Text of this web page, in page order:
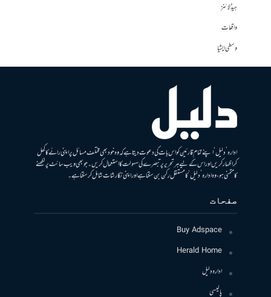
ہیڈلائنز
واقعات
وسطی ایشیا
ادارہ ’دلیل‘ اپنے تمام قارئین کو اس بات کی دعوت دیتا ہے کہ وہ خود بھی مختلف مسائل پر اپنی رائے کا کھل
کر اظہار کریں اور اس کے لیے ہر تحریر پر تبصرے کی سہولت کا استعمال کریں۔ جو بھی ویب سائٹ پر لکھنے
کا متمنی ہو، وہ ادارہ ’دلیل‘ کا مستقل رکن بن سکتا ہے اور اپنی نگارشات شامل کرسکتا ہے۔
صفحات
Buy Adspace
Herald Home
ادارہ دلیل
پالیسی